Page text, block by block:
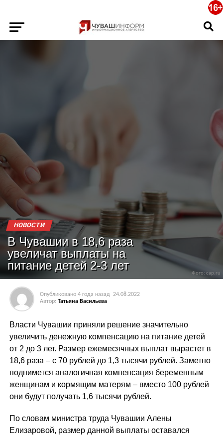
НОВОСТИ
В Чувашии в 18,6 раза
увеличат выплаты на
питание детей 2-3 лет
Фото: cap.ru
Опубликовано 4 года назад 24.08.2022
Автор: Татьяна Васильева
Власти Чувашии приняли решение значительно
увеличить денежную компенсацию на питание детей
от 2 до 3 лет. Размер ежемесячных выплат вырастет в
18,6 раза – с 70 рублей до 1,3 тысячи рублей. Заметно
поднимется аналогичная компенсация беременным
женщинам и кормящим матерям – вместо 100 рублей
они будут получать 1,6 тысячи рублей.
По словам министра труда Чувашии Алены
Елизаровой, размер данной выплаты оставался